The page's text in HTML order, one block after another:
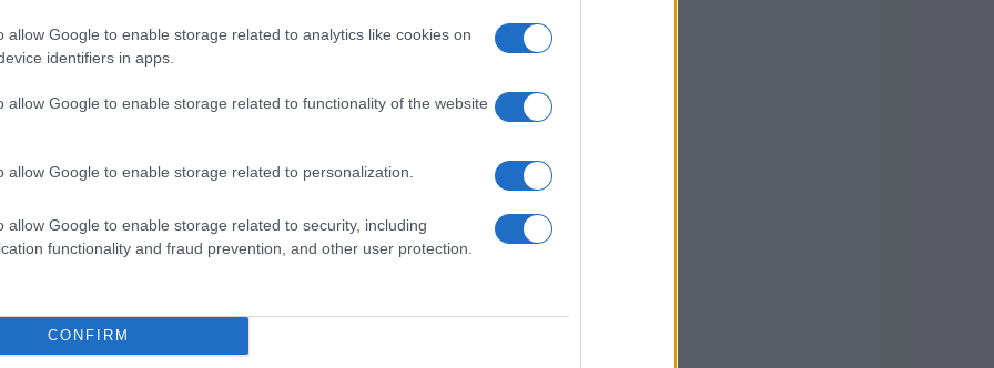
allow Google to enable storage related to analytics like cookies on
identifiers in apps.
allow Google to enable storage related to functionality of the website
allow Google to enable storage related to personalization.
allow Google to enable storage related to security, including
functionality and fraud prevention, and other user protection.
CONFIRM
unica e suggestiva per gli spettacoli.
ilPalazzo Falletti di Baroloospiteranno serate
un’atmosfera intima e raffinata. Ogni
di esaltare la musica e offrire un’esperienza